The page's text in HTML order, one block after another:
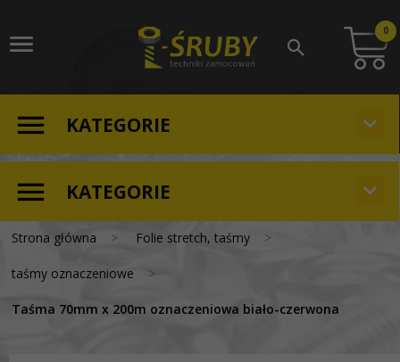
0
KATEGORIE
KATEGORIE
Strona główna Folie stretch, taśmy
taśmy oznaczeniowe
Taśma 70mm x 200m oznaczeniowa biało-czerwona